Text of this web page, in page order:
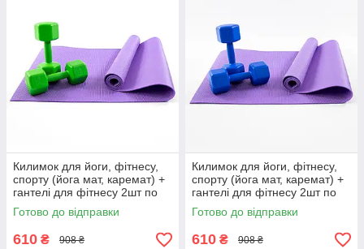
Килимок для йоги, фітнесу,
спорту (йога мат, каремат) +
гантелі для фітнесу 2шт по
3кг OSPORT Set 83 (n-0113)
Фіолетово-салатовий
Готово до відправки
610 ₴ 908 ₴
Килимок для йоги, фітнесу,
спорту (йога мат, каремат) +
гантелі для фітнесу 2шт по
3кг OSPORT Set 83 (n-0113)
Фіолетово-синій
Готово до відправки
610 ₴ 908 ₴